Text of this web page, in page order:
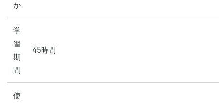
か
学
習
期
間
45時間
使